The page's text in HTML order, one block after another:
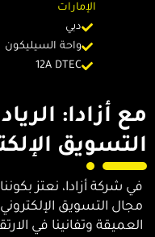
الإمارات
دبي
واحة السيليكون
12A DTEC
مع أزادا:
التسويق
في شركة أزادا، نعتز
مجال التسويق
العميقة وتفانينا في